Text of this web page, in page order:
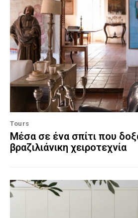
Tours
Μέσα σε ένα σπίτι που
βραζιλιάνικη χειροτεχνία